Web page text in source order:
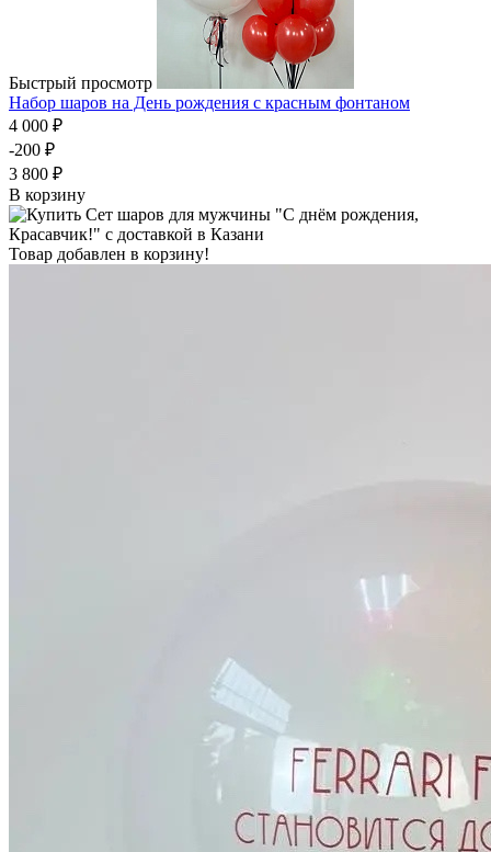
Быстрый просмотр
Набор шаров на День рождения с красным фонтаном
4 000 ₽
-200 ₽
3 800 ₽
В корзину
Товар добавлен в корзину!